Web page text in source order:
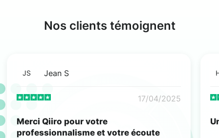
Nos clients témoignent
JS Jean S
17/04/2025
Merci Qiiro pour votre
professionnalisme et votre écoute